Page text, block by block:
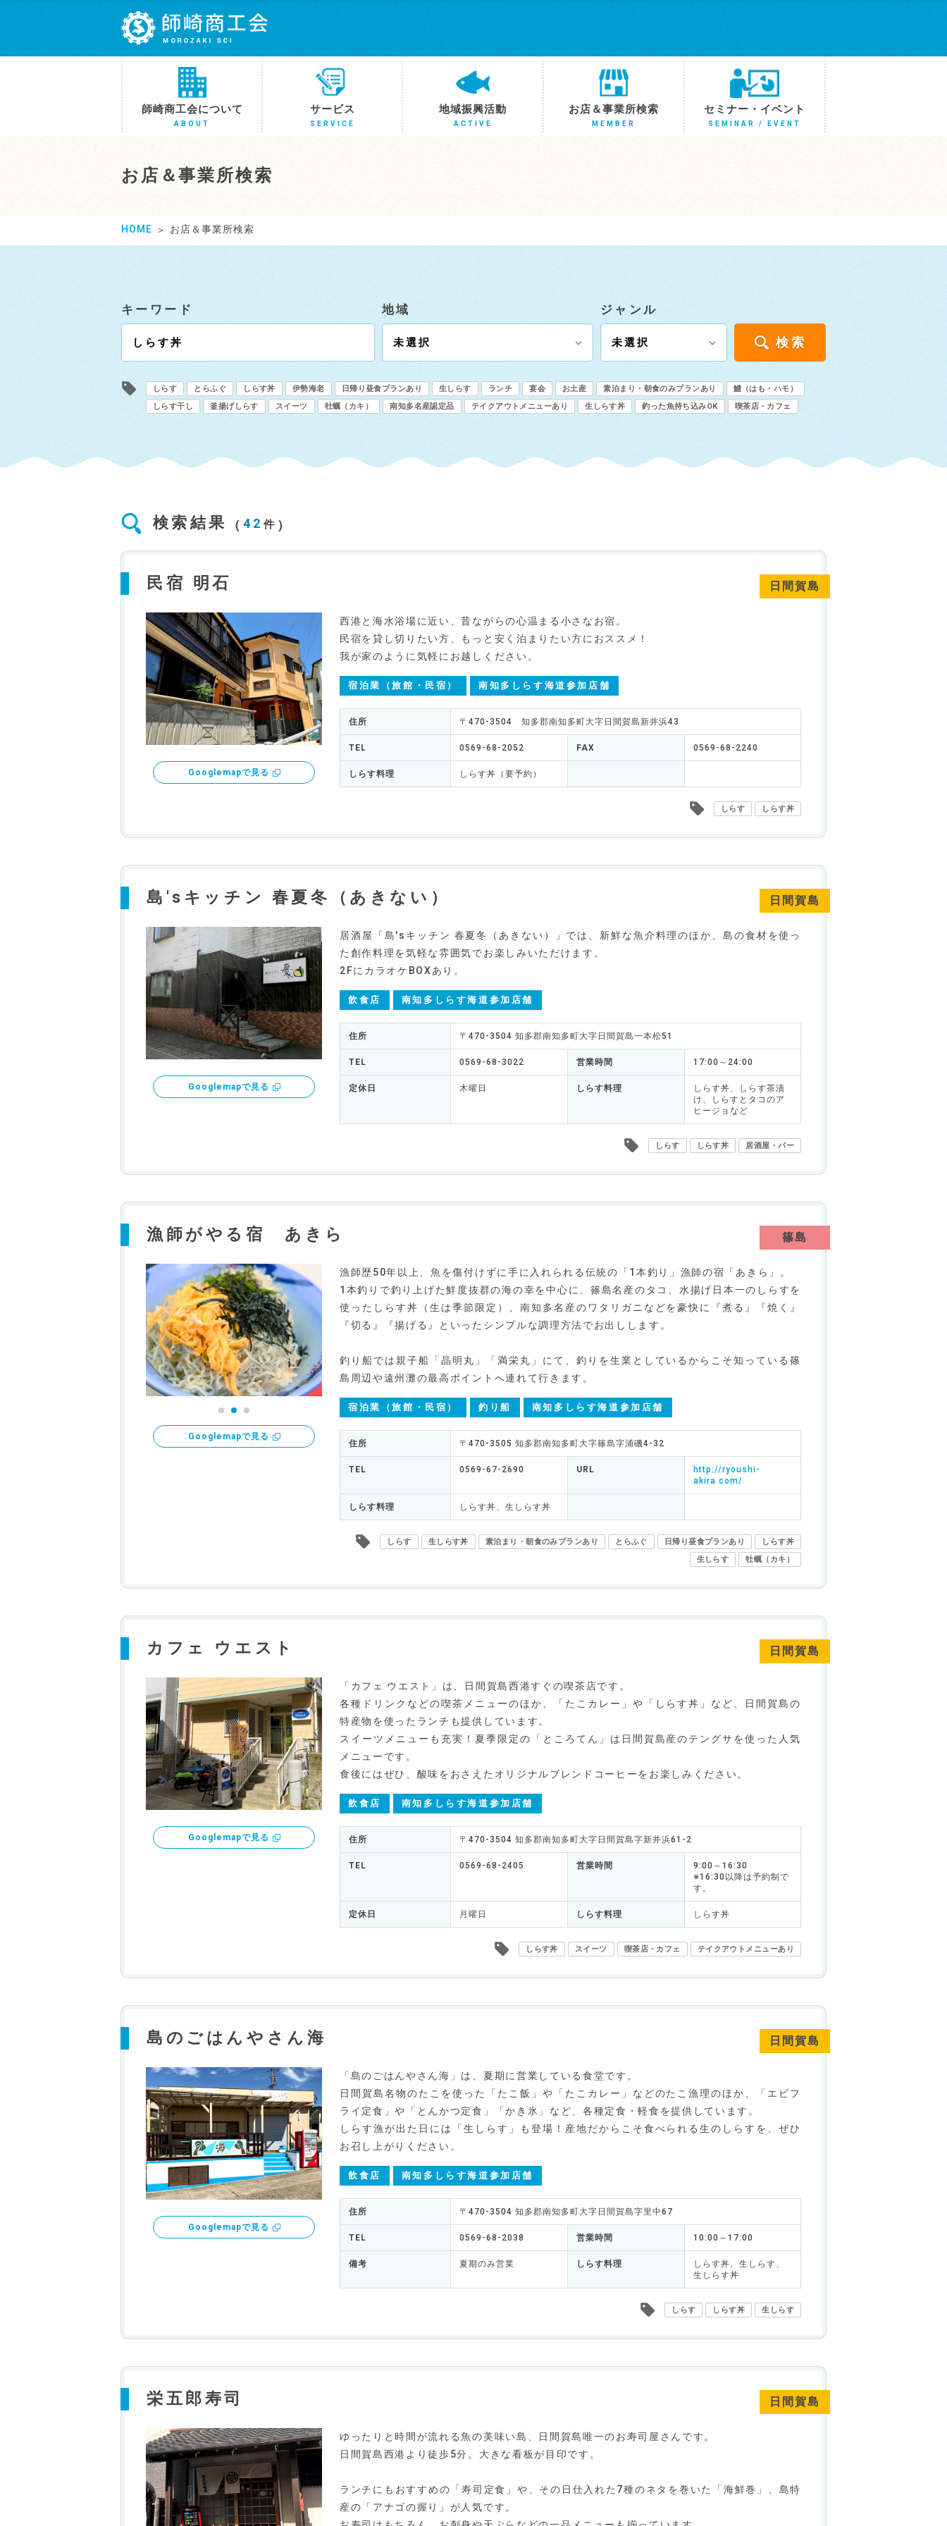
師崎商工会について
ABOUT
サービス
SERVICE
地域振興活動
ACTIVE
お店＆事業所検索
MEMBER
セミナー・イベント
SEMINAR / EVENT
お店＆事業所検索
HOME お店＆事業所検索
キーワード
しらす とらふぐ しらす丼 伊勢海老 日帰り昼食プランあり 生しらす ランチ 宴会 お土産 素泊まり・朝食のみプランあり
鱧（はも・ハモ）
しらす干し
釜揚げしらす スイーツ 牡蠣（カキ） 南知多名産認定品 テイクアウトメニューあり 生しらす丼 釣った魚持ち込みOK 喫茶店・カフェ
地域 ジャンル
検索
検索結果 42 件
民宿 明石 日間賀島
Googlemapで見る
西港と海水浴場に近い、昔ながらの心温まる小さなお宿。
民宿を貸し切りたい方、もっと安く泊まりたい方におススメ！
我が家のように気軽にお越しください。
宿泊業（旅館・民宿） 南知多しらす海道参加店舗
住所 〒470-3504 知多郡南知多町大字日間賀島新井浜43
TEL 0569-68-2052 FAX 0569-68-2240
しらす料理 しらす丼（要予約）
しらす しらす丼
島'sキッチン 春夏冬（あきない） 日間賀島
Googlemapで見る
居酒屋「島'sキッチン 春夏冬（あきない）」では、新鮮な魚介料理のほか、島の食材を使っ
た創作料理を気軽な雰囲気でお楽しみいただけます。
2FにカラオケBOXあり。
飲食店 南知多しらす海道参加店舗
住所 〒470-3504 知多郡南知多町大字日間賀島一本松51
TEL 0569-68-3022 営業時間 17:00～24:00
定休日 木曜日 しらす料理
しらす丼、しらす茶漬
け、しらすとタコのア
ヒージョなど
しらす しらす丼 居酒屋・バー
漁師がやる宿 あきら 篠島
Googlemapで見る
漁師歴50年以上、魚を傷付けずに手に入れられる伝統の「1本釣り」漁師の宿「あきら」。
1本釣りで釣り上げた鮮度抜群の海の幸を中心に、篠島名産のタコ、水揚げ日本一のしらすを
使ったしらす丼（生は季節限定）、南知多名産のワタリガニなどを豪快に『煮る』『焼く』
『切る』『揚げる』といったシンプルな調理方法でお出しします。
釣り船では親子船「晶明丸」「満栄丸」にて、釣りを生業としているからこそ知っている篠
島周辺や遠州灘の最高ポイントへ連れて行きます。
宿泊業（旅館・民宿） 釣り船 南知多しらす海道参加店舗
住所 〒470-3505 知多郡南知多町大字篠島字浦磯4-32
TEL 0569-67-2690 URL
http://ryoushi-
akira.com/
しらす料理 しらす丼、生しらす丼
しらす 生しらす丼 素泊まり・朝食のみプランあり とらふぐ 日帰り昼食プランあり
しらす丼
生しらす
牡蠣（カキ）
カフェ ウエスト 日間賀島
Googlemapで見る
「カフェ ウエスト」は、日間賀島西港すぐの喫茶店です。
各種ドリンクなどの喫茶メニューのほか、「たこカレー」や「しらす丼」など、日間賀島の
特産物を使ったランチも提供しています。
スイーツメニューも充実！夏季限定の「ところてん」は日間賀島産のテングサを使った人気
メニューです。
食後にはぜひ、酸味をおさえたオリジナルブレンドコーヒーをお楽しみください。
飲食店 南知多しらす海道参加店舗
住所 〒470-3504 知多郡南知多町大字日間賀島字新井浜61-2
TEL 0569-68-2405 営業時間
9:00～16:30
※16:30以降は予約制で
す。
定休日 月曜日 しらす料理 しらす丼
しらす丼 スイーツ 喫茶店・カフェ テイクアウトメニューあり
島のごはんやさん海 日間賀島
Googlemapで見る
「島のごはんやさん海」は、夏期に営業している食堂です。
日間賀島名物のたこを使った「たこ飯」や「たこカレー」などのたこ漁理のほか、「エビフ
ライ定食」や「とんかつ定食」「かき氷」など、各種定食・軽食を提供しています。
しらす漁が出た日には「生しらす」も登場！産地だからこそ食べられる生のしらすを、ぜひ
お召し上がりください。
飲食店 南知多しらす海道参加店舗
住所 〒470-3504 知多郡南知多町大字日間賀島字里中67
TEL 0569-68-2038 営業時間 10:00～17:00
備考 夏期のみ営業 しらす料理
しらす丼、生しらす、
生しらす丼
しらす しらす丼 生しらす
栄五郎寿司 日間賀島
ゆったりと時間が流れる魚の美味い島、日間賀島唯一のお寿司屋さんです。
日間賀島西港より徒歩5分。大きな看板が目印です。
ランチにもおすすめの「寿司定食」や、その日仕入れた7種のネタを巻いた「海鮮巻」、島特
産の「アナゴの握り」が人気です。